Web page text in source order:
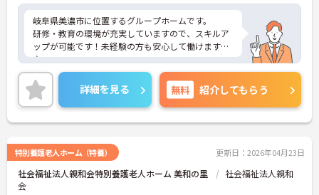
岐阜県美濃市に位置するグループホームです。
研修・教育の環境が充実していますので、スキルア
ップが可能です！未経験の方も安心して働けますよ
♪
駐車場が完備されていて、マイカー通勤が可能なた
め通勤に便利です。
ご興味をお持ちの方には、詳細の情報や面接のポイ
ントをお伝えしますのでお気軽にお問い合わせくだ
さい。
詳細を見る 無料 紹介してもらう
特別養護老人ホーム（特養） 更新日：2026年04月23日
社会福祉法人親和会特別養護老人ホーム 美和の里
社会福祉法人親和
会